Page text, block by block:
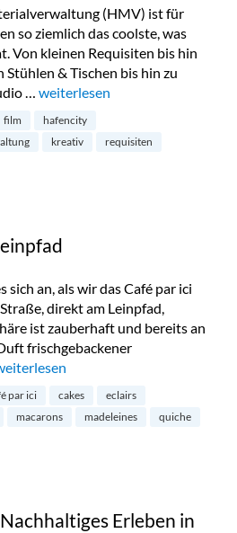
(HMV) ist für
so ziemlich das coolste, was
Von kleinen Requisiten bis hin
& Tischen bis hin zu
… „Hanseatische
weiterlesen
film
hafencity
kreativ
requisiten
sich an, als wir das Café par ici
direkt am Leinpfad,
ist zauberhaft und bereits an
frischgebackener
par ici am Leinpfad“
par ici cakes
eclairs
macarons madeleines
quiche
Erleben in